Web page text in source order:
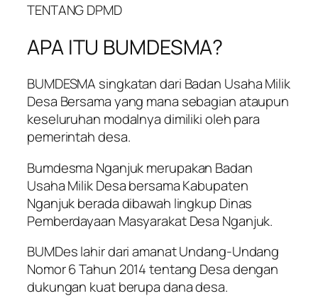
TENTANG DPMD
APA ITU BUMDESMA?
BUMDESMA singkatan dari Badan Usaha Milik
Desa Bersama yang mana sebagian ataupun
keseluruhan modalnya dimiliki oleh para
pemerintah desa.
Bumdesma Nganjuk merupakan Badan
Usaha Milik Desa bersama Kabupaten
Nganjuk berada dibawah lingkup Dinas
Pemberdayaan Masyarakat Desa Nganjuk.
BUMDes lahir dari amanat Undang-Undang
Nomor 6 Tahun 2014 tentang Desa dengan
dukungan kuat berupa dana desa.